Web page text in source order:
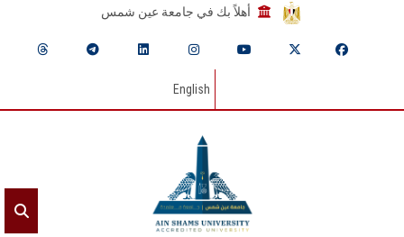
أهلاً بك في جامعة عين شمس
English